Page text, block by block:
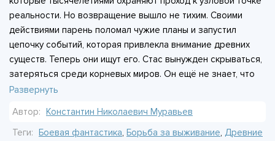
реальности. Но возвращение вышло не тихим. Своими
действиями парень поломал чужие планы и запустил
цепочку событий, которая привлекла внимание древних
существ. Теперь они ищут его. Стас вынужден скрываться,
затеряться среди корневых миров. Он ещё не знает, что
запущенный им ход затронет не только его самого, но и
влип», - думает Стас.
Развернуть
Автор: Константин Николаевич Муравьев
Теги: Боевая фантастика, Борьба за выживание, Древние